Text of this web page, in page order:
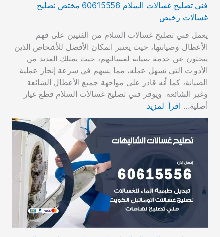
فني تصليح غسالات السلام 60615556 مختص تصليح
غسالات رخيص
يعمل فني تصليح غسالات السلام من الفنيين على فهم
الأعطال وصيانتها، حيث يعتبر المكان الأفضل للأشخاص الذين
يبحثون عن خدمة صيانة لغسالتهم، حيث يمتلك العديد من
الأدوات التي تسهل عمله، مما يسهم في سرعة إنجاز عملية
الصيانة، كما أنه قادر على مواجهة جميع الأعطال الشائعة
وغير الشائعة. ويوفر فني تصليح غسالات السلام قطع غيار
أصلية… اقرأ المزيد